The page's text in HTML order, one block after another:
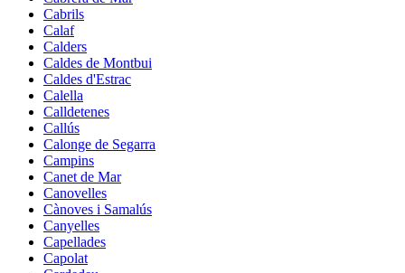
Cabrils
Calaf
Calders
Caldes de Montbui
Caldes d'Estrac
Calella
Calldetenes
Callús
Calonge de Segarra
Campins
Canet de Mar
Canovelles
Cànoves i Samalús
Canyelles
Capellades
Capolat